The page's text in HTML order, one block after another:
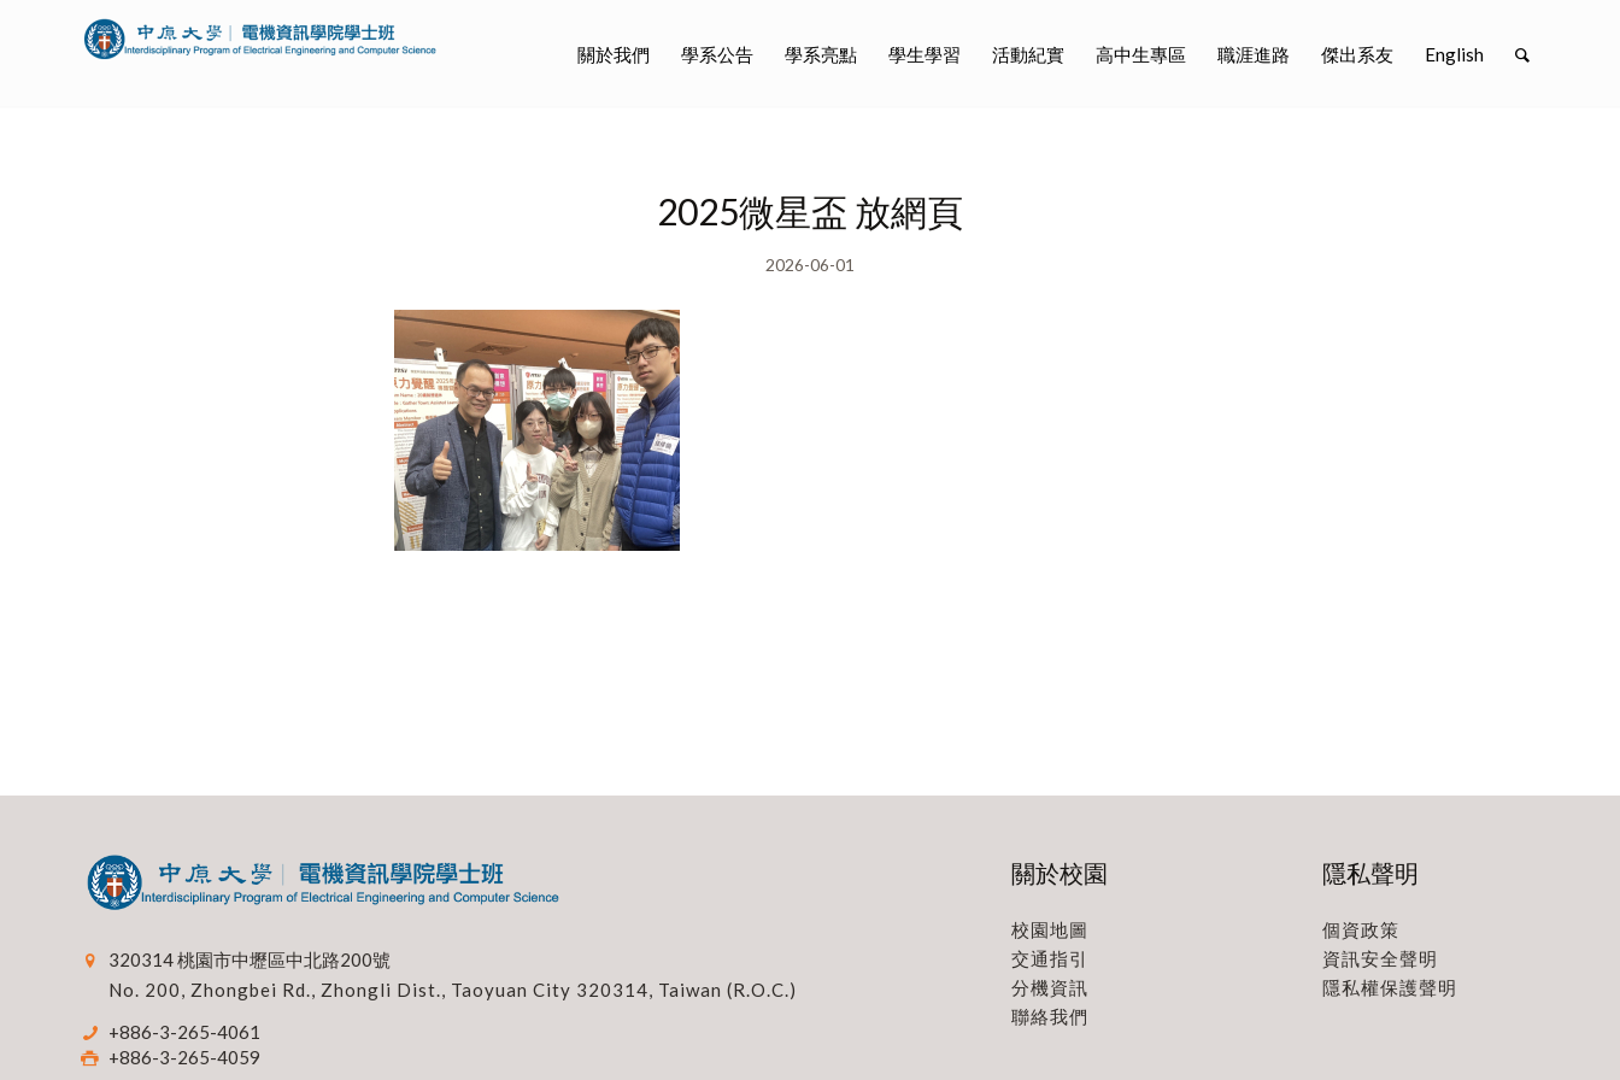
關於我們 學系公告 學系亮點 學生學習 活動紀實 高中生專區 職涯進路 傑出系友 English
2025微星盃 放網頁
2026-06-01
320314 桃園市中壢區中北路200號
No. 200, Zhongbei Rd., Zhongli Dist., Taoyuan City 320314, Taiwan (R.O.C.)
+886-3-265-4061
+886-3-265-4059
關於校園
校園地圖
交通指引
分機資訊
聯絡我們
隱私聲明
個資政策
資訊安全聲明
隱私權保護聲明